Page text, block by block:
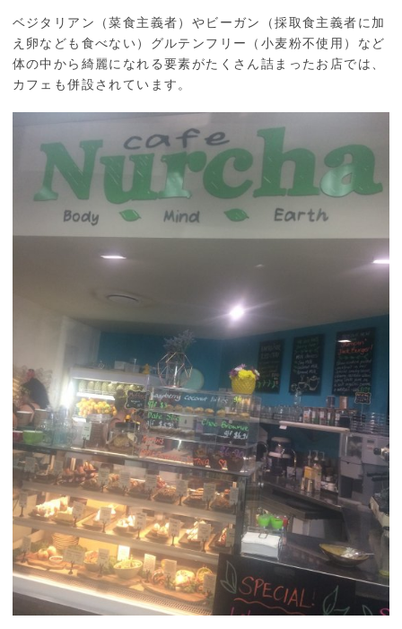
ベジタリアン（菜食主義者）やビーガン（採取食主義者に加
え卵なども食べない）グルテンフリー（小麦粉不使用）など
体の中から綺麗になれる要素がたくさん詰まったお店では、
カフェも併設されています。